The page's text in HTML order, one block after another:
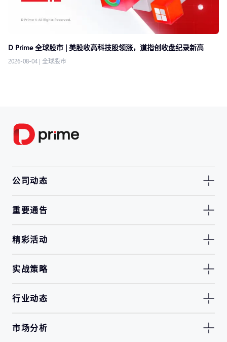
D Prime 全球股市 | 美股收高科技股领涨，道指创收盘纪录新高
2026-08-04 | 全球股市
公司动态
重要通告
精彩活动
实战策略
行业动态
市场分析